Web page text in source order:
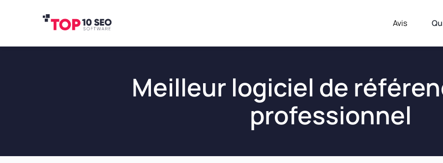
Avis
Meilleur logiciel de
professionnel